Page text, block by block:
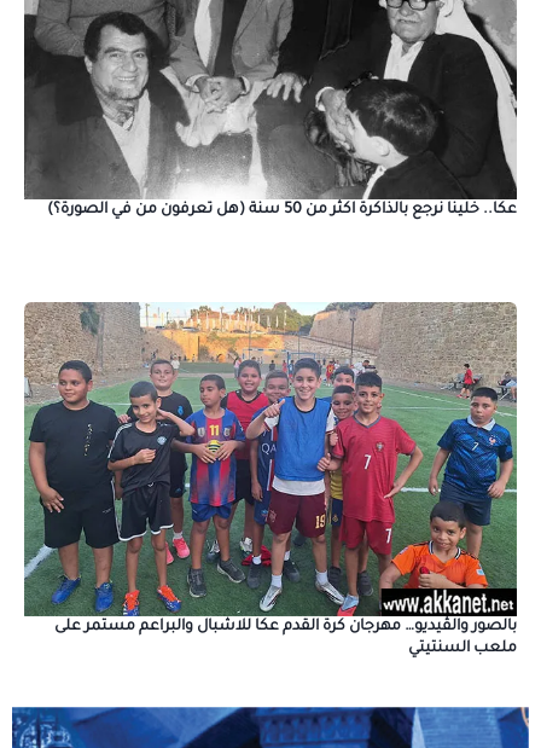
عكا.. خلينا نرجع بالذاكرة اكثر من 50 سنة (هل تعرفون من في الصورة؟)
بالصور والڤيديو… مهرجان كرة القدم عكا للاشبال والبراعم مستمر على
ملعب السنتيتي